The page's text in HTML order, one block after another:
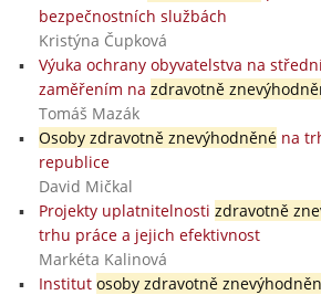
bezpečnostních službách
Kristýna Čupková
Výuka ochrany obyvatelstva na
zaměřením na zdravotně
Tomáš Mazák
Osoby zdravotně znevýhodněnéna
republice
David Mičkal
Projekty uplatnitelnosti zdravotně
trhu práce a jejich efektivnost
Markéta Kalinová
Institut osoby zdravotně